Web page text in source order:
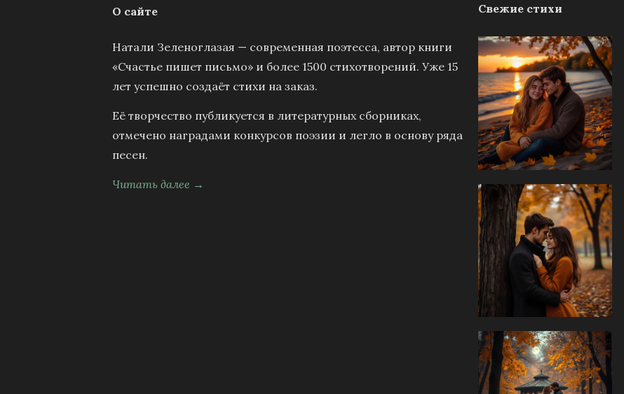
О сайте
Натали Зеленоглазая — современная поэтесса, автор книги
«Счастье пишет письмо» и более 1500 стихотворений. Уже 15
лет успешно создаёт стихи на заказ.
Её творчество публикуется в литературных сборниках,
отмечено наградами конкурсов поэзии и легло в основу ряда
песен.
Читать далее →
Свежие стихи